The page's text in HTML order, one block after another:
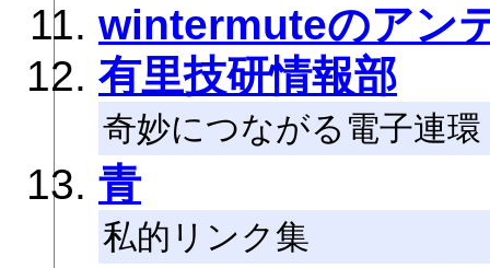
wintermuteのアン
有里技研情報部
奇妙につながる電子連環
青
私的リンク集